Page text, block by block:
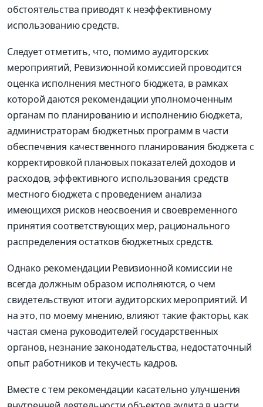
обстоятельства приводят к неэффективному
использованию средств.
Следует отметить, что, помимо аудиторских
мероприятий, Ревизионной комиссией проводится
оценка исполнения местного бюджета, в рамках
которой даются рекомендации уполномоченным
органам по планированию и исполнению бюджета,
администраторам бюджетных программ в части
обеспечения качественного планирования бюджета с
корректировкой плановых показателей доходов и
расходов, эффективного использования средств
местного бюджета с проведением анализа
имеющихся рисков неосвоения и своевременного
принятия соответствующих мер, рационального
распределения остатков бюджетных средств.
Однако рекомендации Ревизионной комиссии не
всегда должным образом исполняются, о чем
свидетельствуют итоги аудиторских мероприятий. И
на это, по моему мнению, влияют такие факторы, как
частая смена руководителей государственных
органов, незнание законодательства, недостаточный
опыт работников и текучесть кадров.
Вместе с тем рекомендации касательно улучшения